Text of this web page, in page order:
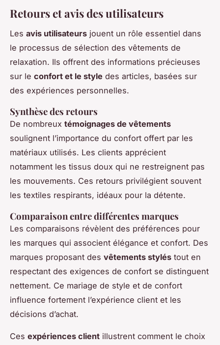
Retours et avis des utilisateurs
Les avis utilisateurs jouent un rôle essentiel dans
le processus de sélection des vêtements de
relaxation. Ils offrent des informations précieuses
sur le confort et le style des articles, basées sur
des expériences personnelles.
Synthèse des retours
De nombreux témoignages de vêtements
soulignent l’importance du confort offert par les
matériaux utilisés. Les clients apprécient
notamment les tissus doux qui ne restreignent pas
les mouvements. Ces retours privilégient souvent
les textiles respirants, idéaux pour la détente.
Comparaison entre différentes marques
Les comparaisons révèlent des préférences pour
les marques qui associent élégance et confort. Des
marques proposant des vêtements stylés tout en
respectant des exigences de confort se distinguent
nettement. Ce mariage de style et de confort
influence fortement l’expérience client et les
décisions d’achat.
Ces expériences client illustrent comment le choix